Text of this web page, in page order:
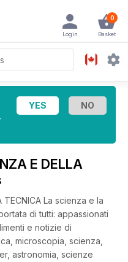
0
Basket
Login
E DELLA
TECNICA La scienza e la
di tutti: appassionati
e notizie di
microscopia, scienza,
astronomia, scienze